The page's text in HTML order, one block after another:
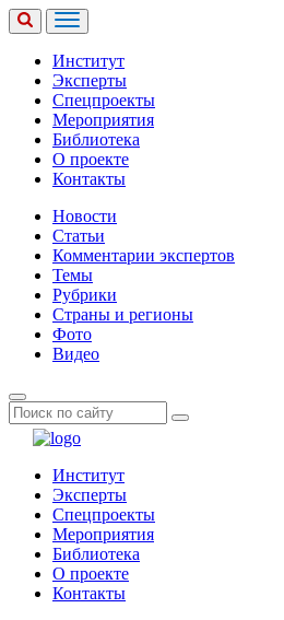
Институт
Эксперты
Спецпроекты
Мероприятия
Библиотека
О проекте
Контакты
Новости
Статьи
Комментарии экспертов
Темы
Рубрики
Страны и регионы
Фото
Видео
Институт
Эксперты
Спецпроекты
Мероприятия
Библиотека
О проекте
Контакты